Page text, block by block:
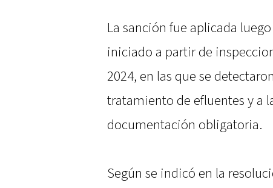
La sanción fue aplicada
iniciado a partir de
2024, en las que se
tratamiento de efluentes y a
documentación obligatoria.
Según se indicó en la